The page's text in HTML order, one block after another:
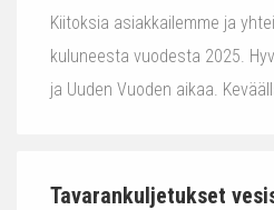
Kiitoksia asiakkailemme ja
kuluneesta vuodesta 2025.
ja Uuden Vuoden aikaa.
Tavarankuljetukset